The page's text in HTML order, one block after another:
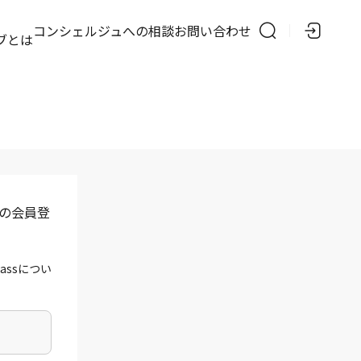
とはコンシェルジュへの相談お問い合わせ
会員登
につい